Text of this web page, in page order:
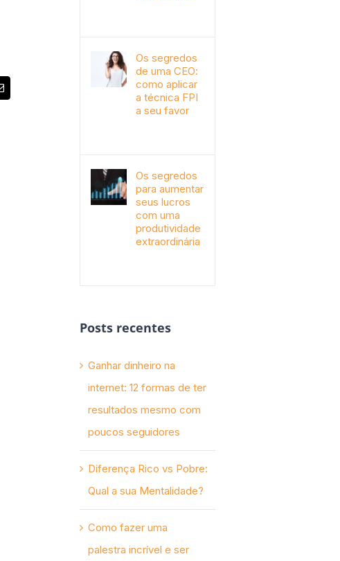
Os segredos
de uma CEO:
como aplicar
a técnica FPI
a seu favor
Os segredos
para aumentar
seus lucros
com uma
produtividade
extraordinária
Posts recentes
Ganhar dinheiro na
internet: 12 formas de ter
resultados mesmo com
poucos seguidores
Diferença Rico vs Pobre:
Qual a sua Mentalidade?
Como fazer uma
palestra incrível e ser